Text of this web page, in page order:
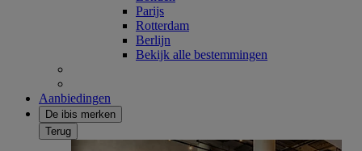
Parijs
Rotterdam
Berlijn
Bekijk alle bestemmingen
Aanbiedingen
De ibis merken
Terug